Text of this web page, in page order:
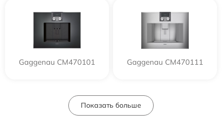
Gaggenau CM470101 Gaggenau CM470111
Показать больше